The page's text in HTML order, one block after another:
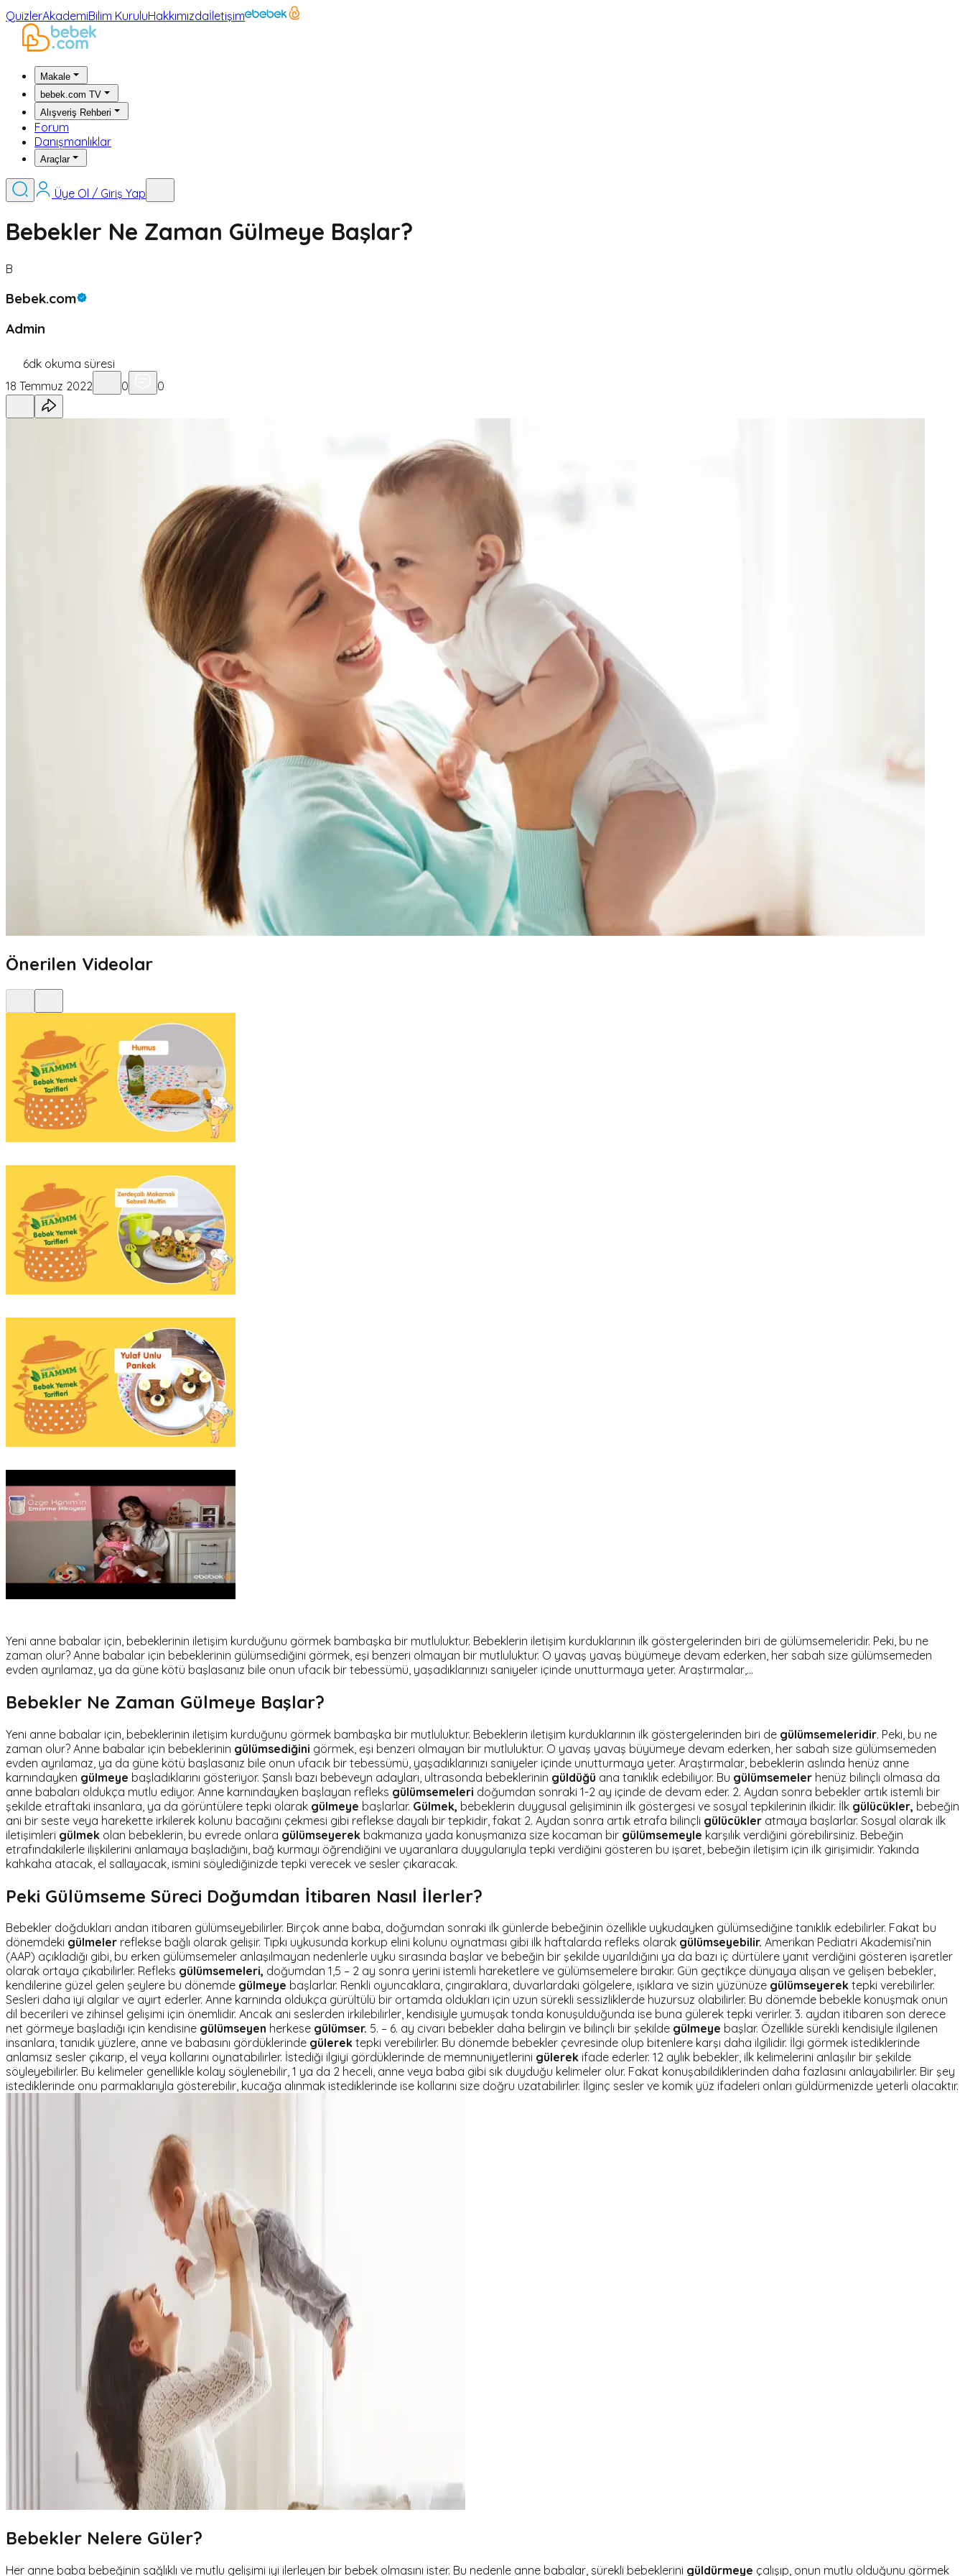
QuizlerAkademiBilim KuruluHakkımızdaİletişim
Makale
bebek.com TV
Alışveriş Rehberi
Forum
Danışmanlıklar
Araçlar
Üye Ol / Giriş Yap
Bebekler Ne Zaman Gülmeye Başlar?
B
Bebek.com
Admin
6dk okuma süresi
18 Temmuz 2022
0 0
Önerilen Videolar
Yeni anne babalar için, bebeklerinin iletişim kurduğunu görmek bambaşka bir mutluluktur. Bebeklerin iletişim kurduklarının ilk göstergelerinden biri de gülümsemeleridir. Peki, bu ne
zaman olur? Anne babalar için bebeklerinin gülümsediğini görmek, eşi benzeri olmayan bir mutluluktur. O yavaş yavaş büyümeye devam ederken, her sabah size gülümsemeden
evden ayrılamaz, ya da güne kötü başlasanız bile onun ufacık bir tebessümü, yaşadıklarınızı saniyeler içinde unutturmaya yeter. Araştırmalar,…
Bebekler Ne Zaman Gülmeye Başlar?
Yeni anne babalar için, bebeklerinin iletişim kurduğunu görmek bambaşka bir mutluluktur. Bebeklerin iletişim kurduklarının ilk göstergelerinden biri de gülümsemeleridir. Peki, bu ne
zaman olur? Anne babalar için bebeklerinin gülümsediğini görmek, eşi benzeri olmayan bir mutluluktur. O yavaş yavaş büyümeye devam ederken, her sabah size gülümsemeden
evden ayrılamaz, ya da güne kötü başlasanız bile onun ufacık bir tebessümü, yaşadıklarınızı saniyeler içinde unutturmaya yeter. Araştırmalar, bebeklerin aslında henüz anne
karnındayken gülmeye başladıklarını gösteriyor. Şanslı bazı bebeveyn adayları, ultrasonda bebeklerinin güldüğü ana tanıklık edebiliyor. Bu gülümsemeler henüz bilinçli olmasa da
anne babaları oldukça mutlu ediyor. Anne karnındayken başlayan refleks gülümsemeleri doğumdan sonraki 1-2 ay içinde de devam eder. 2. Aydan sonra bebekler artık istemli bir
şekilde etraftaki insanlara, ya da görüntülere tepki olarak gülmeye başlarlar. Gülmek, bebeklerin duygusal gelişiminin ilk göstergesi ve sosyal tepkilerinin ilkidir. İlk gülücükler, bebeğin
ani bir seste veya harekette irkilerek kolunu bacağını çekmesi gibi reflekse dayalı bir tepkidir, fakat 2. Aydan sonra artık etrafa bilinçli gülücükler atmaya başlarlar. Sosyal olarak ilk
iletişimleri gülmek olan bebeklerin, bu evrede onlara gülümseyerek bakmanıza yada konuşmanıza size kocaman bir gülümsemeyle karşılık verdiğini görebilirsiniz. Bebeğin
etrafındakilerle ilişkilerini anlamaya başladığını, bağ kurmayı öğrendiğini ve uyaranlara duygularıyla tepki verdiğini gösteren bu işaret, bebeğin iletişim için ilk girişimidir. Yakında
kahkaha atacak, el sallayacak, ismini söylediğinizde tepki verecek ve sesler çıkaracak.
Peki Gülümseme Süreci Doğumdan İtibaren Nasıl İlerler?
Bebekler doğdukları andan itibaren gülümseyebilirler. Birçok anne baba, doğumdan sonraki ilk günlerde bebeğinin özellikle uykudayken gülümsediğine tanıklık edebilirler. Fakat bu
dönemdeki gülmeler reflekse bağlı olarak gelişir. Tıpkı uykusunda korkup elini kolunu oynatması gibi ilk haftalarda refleks olarak gülümseyebilir. Amerikan Pediatri Akademisi’nin
(AAP) açıkladığı gibi, bu erken gülümsemeler anlaşılmayan nedenlerle uyku sırasında başlar ve bebeğin bir şekilde uyarıldığını ya da bazı iç dürtülere yanıt verdiğini gösteren işaretler
olarak ortaya çıkabilirler. Refleks gülümsemeleri, doğumdan 1,5 – 2 ay sonra yerini istemli hareketlere ve gülümsemelere bırakır. Gün geçtikçe dünyaya alışan ve gelişen bebekler,
kendilerine güzel gelen şeylere bu dönemde gülmeye başlarlar. Renkli oyuncaklara, çıngıraklara, duvarlardaki gölgelere, ışıklara ve sizin yüzünüze gülümseyerek tepki verebilirler.
Sesleri daha iyi algılar ve ayırt ederler. Anne karnında oldukça gürültülü bir ortamda oldukları için uzun sürekli sessizliklerde huzursuz olabilirler. Bu dönemde bebekle konuşmak onun
dil becerileri ve zihinsel gelişimi için önemlidir. Ancak ani seslerden irkilebilirler, kendisiyle yumuşak tonda konuşulduğunda ise buna gülerek tepki verirler. 3. aydan itibaren son derece
net görmeye başladığı için kendisine gülümseyen herkese gülümser. 5. – 6. ay civarı bebekler daha belirgin ve bilinçli bir şekilde gülmeye başlar. Özellikle sürekli kendisiyle ilgilenen
insanlara, tanıdık yüzlere, anne ve babasını gördüklerinde gülerek tepki verebilirler. Bu dönemde bebekler çevresinde olup bitenlere karşı daha ilgilidir. İlgi görmek istediklerinde
anlamsız sesler çıkarıp, el veya kollarını oynatabilirler. İstediği ilgiyi gördüklerinde de memnuniyetlerini gülerek ifade ederler. 12 aylık bebekler, ilk kelimelerini anlaşılır bir şekilde
söyleyebilirler. Bu kelimeler genellikle kolay söylenebilir, 1 ya da 2 heceli, anne veya baba gibi sık duyduğu kelimeler olur. Fakat konuşabildiklerinden daha fazlasını anlayabilirler. Bir şey
istediklerinde onu parmaklarıyla gösterebilir, kucağa alınmak istediklerinde ise kollarını size doğru uzatabilirler. İlginç sesler ve komik yüz ifadeleri onları güldürmenizde yeterli olacaktır.
Bebekler Nelere Güler?
Her anne baba bebeğinin sağlıklı ve mutlu gelişimi iyi ilerleyen bir bebek olmasını ister. Bu nedenle anne babalar, sürekli bebeklerini güldürmeye çalışıp, onun mutlu olduğunu görmek